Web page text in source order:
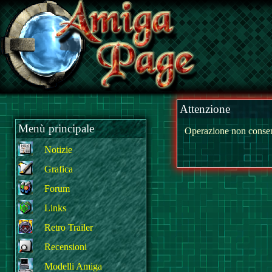
Menù principale
Notizie
Grafica
Forum
Links
Retro Trailer
Recensioni
Modelli Amiga
Attenzione
Operazione non